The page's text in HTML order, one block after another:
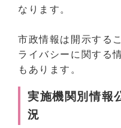
なります。
市政情報は開示する
ライバシーに関する
もあります。
実施機関別情報
況